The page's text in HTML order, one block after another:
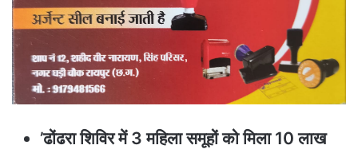
’ढोंढरा शिविर में 3 महिला समूहों को मिला 10 लाख